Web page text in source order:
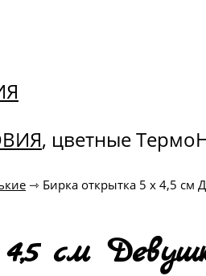
, цветные
⇾ Бирка открытка 5 х 4,5 см
см